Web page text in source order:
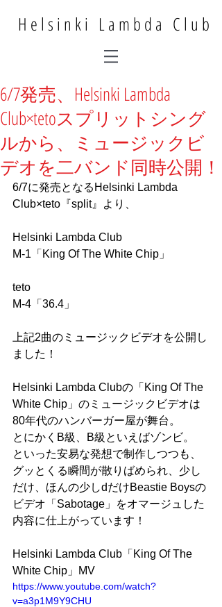
Helsinki Lambda Club
6/7発売、Helsinki Lambda
Club×tetoスプリットシング
ルから、ミュージックビ
デオを二バンド同時公開！
6/7に発売となるHelsinki Lambda
Club×teto『split』より、
Helsinki Lambda Club
M-1「King Of The White Chip」
teto
M-4「36.4」
上記2曲のミュージックビデオを公開し
ました！
Helsinki Lambda Clubの「King Of The
White Chip」のミュージックビデオは
80年代のハンバーガー屋が舞台。
とにかくB級、B級といえばゾンビ。
といった安易な発想で制作しつつも、
グッとくる瞬間が散りばめられ、少し
だけ、ほんの少しdだけBeastie Boysの
ビデオ「Sabotage」をオマージュした
内容に仕上がっています！
Helsinki Lambda Club「King Of The
White Chip」MV
https://www.youtube.com/watch?
v=a3p1M9Y9CHU